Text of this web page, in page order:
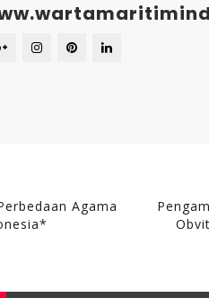
Agama